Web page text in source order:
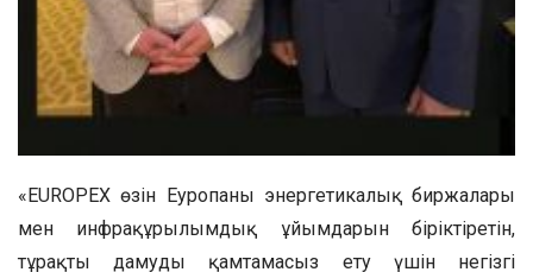
«EUROPEX өзін Еуропаның энергетикалық биржалары
мен инфрақұрылымдық ұйымдарын біріктіретін,
тұрақты дамуды қамтамасыз ету үшін негізгі